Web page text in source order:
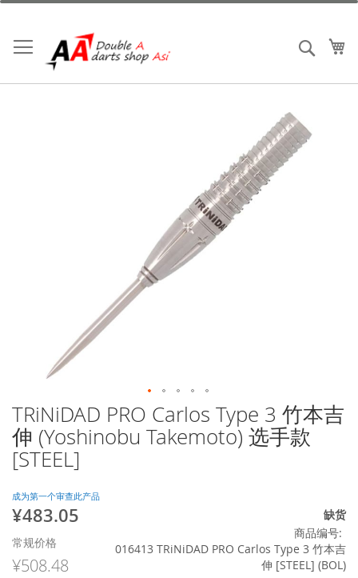
跳
内
容
搜索
TRiNiDAD PRO Carlos Type 3 竹本吉
伸 (Yoshinobu Takemoto) 选手款
[STEEL]
成为第一个审查此产品
特
价
格
¥483.05
常规价格
¥508.48
缺货
商品编号
016413 TRiNiDAD PRO Carlos Type 3 竹本吉
伸 [STEEL] (BOL)
跳
转
到
图
像
库
的
开
头